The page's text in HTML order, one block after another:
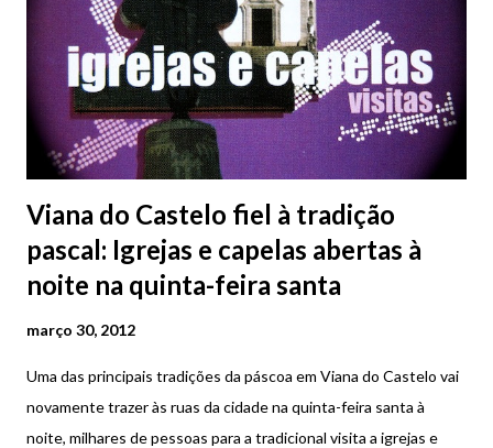
Viana do Castelo fiel à tradição
pascal: Igrejas e capelas abertas à
noite na quinta-feira santa
março 30, 2012
Uma das principais tradições da páscoa em Viana do Castelo vai
novamente trazer às ruas da cidade na quinta-feira santa à
noite, milhares de pessoas para a tradicional visita a igrejas e